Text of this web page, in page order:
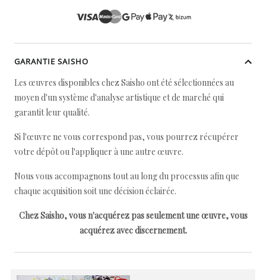
GARANTIE SAISHO
Les œuvres disponibles chez Saisho ont été sélectionnées au
moyen d'un système d'analyse artistique et de marché qui
garantit leur qualité.
Si l'œuvre ne vous correspond pas, vous pourrez récupérer
votre dépôt ou l'appliquer à une autre œuvre.
Nous vous accompagnons tout au long du processus afin que
chaque acquisition soit une décision éclairée.
Chez Saisho, vous n'acquérez pas seulement une œuvre, vous
acquérez avec discernement.